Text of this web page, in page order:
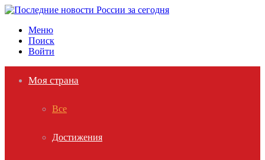
Меню
Поиск
Войти
Моя страна
Все
Достижения